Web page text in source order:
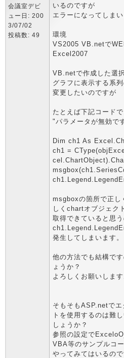
会議室デビ
ュー日: 200
3/07/02
投稿数: 49
いるのですが
エラーになってしまい
環境
VS2005 VB.netで
Excel2007
VB.netで作成した選
グラフに表示する系
変更したいのですが
たとえば下記コード
"パラメータが無効で
Dim ch1 As
ch1 =
msgboxの箇所で正し
しくchartオブジェク
取得できていると思う
発生してしまいます。
他の方法でも結構で
ょうか？
よろしくお願いします
そもそもASP.netで
トを使用するのは難
しょうか？
参照の設定で
VBA等のサンプルコ
やってみてはいるので